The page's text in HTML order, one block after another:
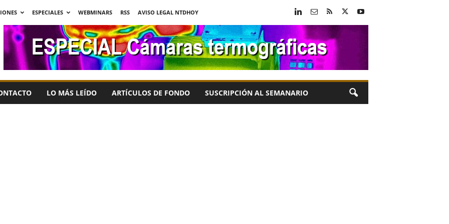
ESPECIALES WEBMINARS RSS
AVISO LEGAL NTDHOY
LO MÁS LEÍDO ARTÍCULOS DE FONDO SUSCRIPCIÓN AL SEMANARIO